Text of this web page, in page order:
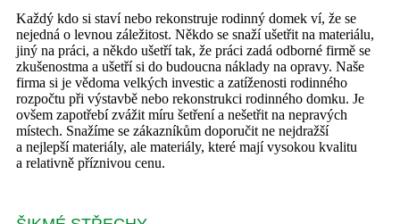
Každý kdo si staví nebo rekonstruje rodinný domek ví, že se
nejedná o levnou záležitost. Někdo se snaží ušetřit na materiálu,
jiný na práci, a někdo ušetří tak, že práci zadá odborné firmě se
zkušenostma a ušetří si do budoucna náklady na opravy. Naše
firma si je vědoma velkých investic a zatíženosti rodinného
rozpočtu při výstavbě nebo rekonstrukci rodinného domku. Je
ovšem zapotřebí zvážit míru šetření a nešetřit na nepravých
místech. Snažíme se zákazníkům doporučit ne nejdražší
a nejlepší materiály, ale materiály, které mají vysokou kvalitu
a relativně příznivou cenu.